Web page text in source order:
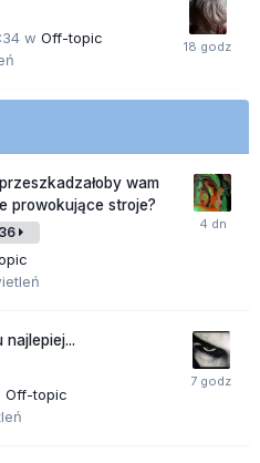
w Off-topic
wam
prowokujące stroje?
36
Off-topic